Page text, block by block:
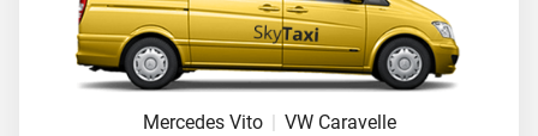
Mercedes Vito VW Caravelle